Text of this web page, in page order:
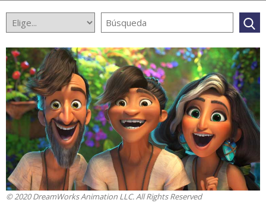
© 2020 DreamWorks Animation LLC. All Rights Reserved